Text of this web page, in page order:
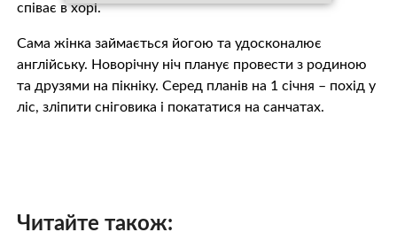
співає в хорі.
Сама жінка займається йогою та удосконалює
англійську. Новорічну ніч планує провести з родиною
та друзями на пікніку. Серед планів на 1 січня – похід у
ліс, зліпити сніговика і покататися на санчатах.
Читайте також: